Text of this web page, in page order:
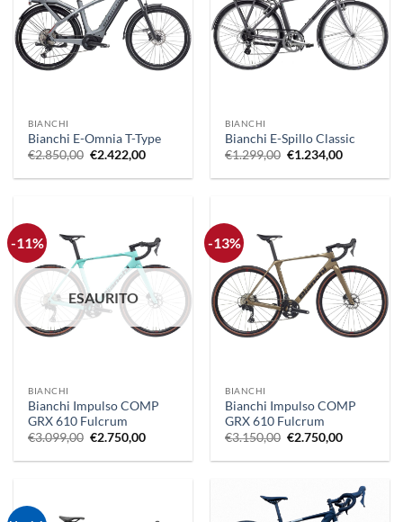
BIANCHI
Bianchi E-Omnia T-Type
€2.850,00 Il
originale
€2.422,00Il
attuale
BIANCHI
Bianchi E-Spillo Classic
€1.299,00 Il
originale
€1.234,00Il
attuale
-11%
ESAURITO
BIANCHI
Bianchi Impulso COMP
GRX 610 Fulcrum
€3.099,00 Il
originale
€2.750,00Il
attuale
-13%
BIANCHI
Bianchi Impulso COMP
GRX 610 Fulcrum
€3.150,00 Il
originale
€2.750,00Il
attuale
€2.750,00.